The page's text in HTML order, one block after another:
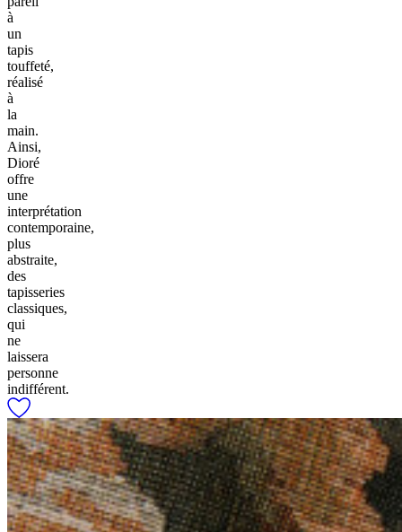
à
un
tapis
touffeté,
réalisé
à
la
main.
Ainsi,
Dioré
offre
une
interprétation
contemporaine,
plus
abstraite,
des
tapisseries
classiques,
qui
ne
laissera
personne
indifférent.